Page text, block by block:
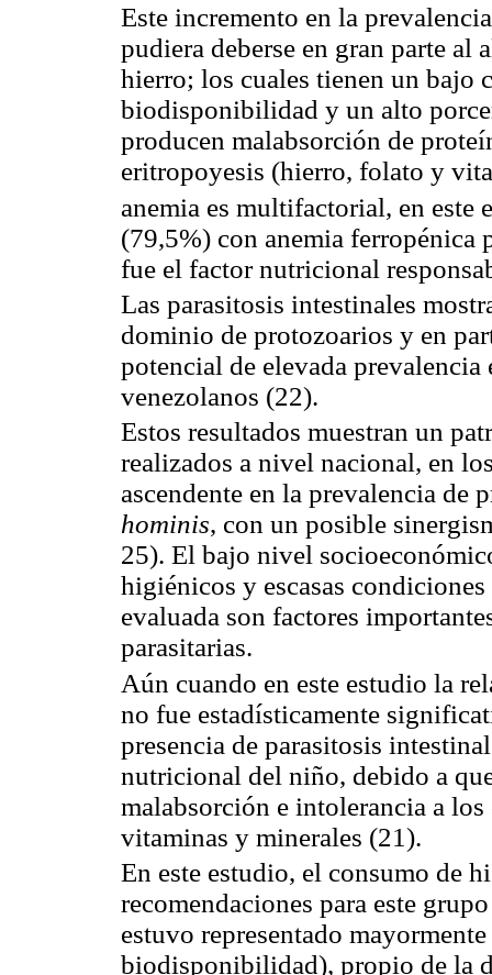
Este incremento en la
pudiera deberse en gran parte al
hierro; los cuales tienen un bajo
biodisponibilidad y un alto
producen malabsorción de
eritropoyesis (hierro, folato y
anemia es multifactorial, en este
(79,5%) con anemia ferropénica
fue el factor nutricional
Las parasitosis intestinales
dominio de protozoarios y en
potencial de elevada prevalencia
venezolanos (22).
Estos resultados muestran un
realizados a nivel nacional, en
ascendente en la prevalencia de
hominis, con un posible
25). El bajo nivel
higiénicos y escasas
evaluada son factores
parasitarias.
Aún cuando en este estudio la
no fue estadísticamente
presencia de parasitosis
nutricional del niño, debido a
malabsorción e intolerancia a
vitaminas y minerales (21).
En este estudio, el consumo de
recomendaciones para este
estuvo representado
biodisponibilidad), propio de la